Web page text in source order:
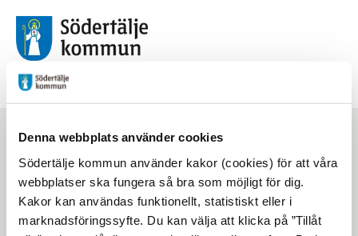
Denna webbplats använder cookies
Södertälje kommun använder kakor (cookies) för att våra
webbplatser ska fungera så bra som möjligt för dig.
Kakor kan användas funktionellt, statistiskt eller i
marknadsföringssyfte. Du kan välja att klicka på ”Tillåt
Futurum
Sagoyoga -
INSTÄLLT PGA
SJUKDOM